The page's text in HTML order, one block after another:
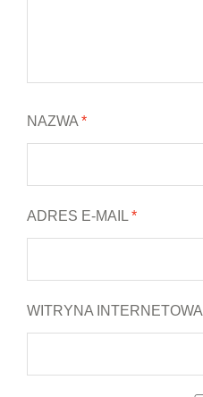
NAZWA *
ADRES E-MAIL *
WITRYNA INTERNETOWA